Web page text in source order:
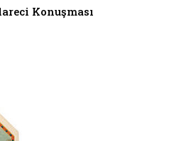
Konuşması